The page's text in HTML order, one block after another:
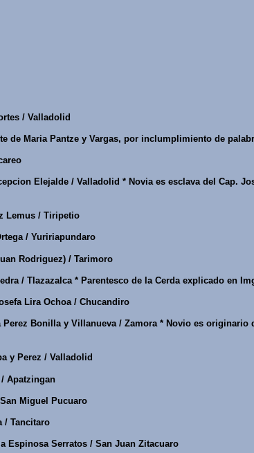
/ Valladolid
de Maria Pantze y Vargas, por inclumplimiento de
Elejalde / Valladolid * Novia es esclava del Cap.
Lemus / Tiripetio
/ Yuririapundaro
Rodriguez) / Tarimoro
/ Tlazazalca * Parentesco de la Cerda explicado en
Lira Ochoa / Chucandiro
Bonilla y Villanueva / Zamora * Novio es originario
y Perez / Valladolid
Apatzingan
Miguel Pucuaro
/ Tancitaro
Espinosa Serratos / San Juan Zitacuaro